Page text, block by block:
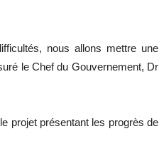
nous allons mettre une
le Chef du Gouvernement, Dr
projet présentant les progrès de